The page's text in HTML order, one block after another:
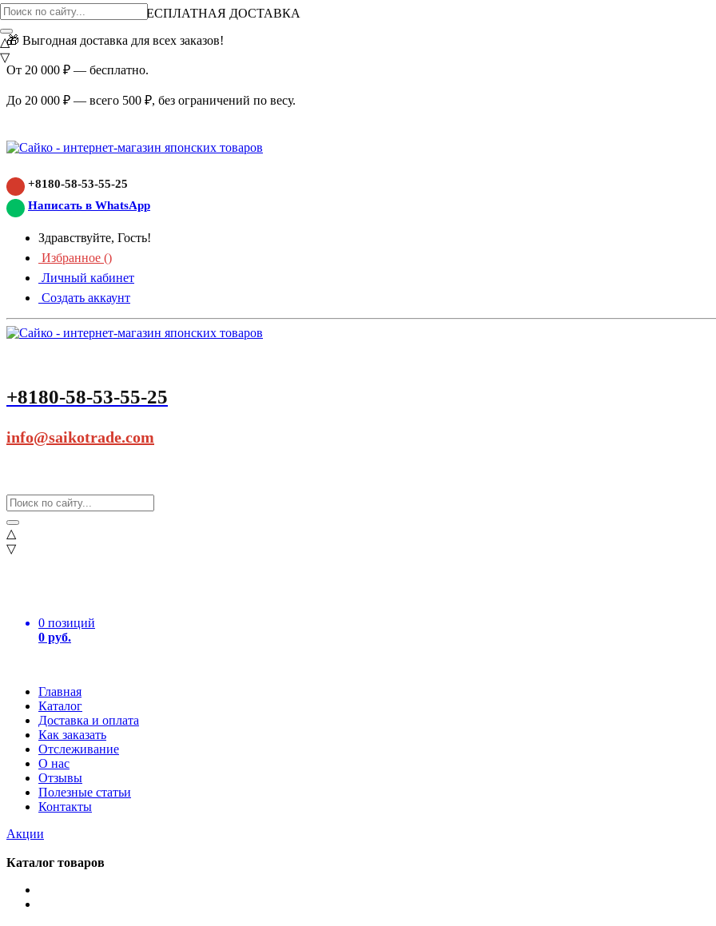
ВНИМАНИЕ АКЦИЯ!
БЕСПЛАТНАЯ ДОСТАВКА
🎁 Выгодная доставка для всех заказов!
От 20 000 ₽ — бесплатно.
До 20 000 ₽ — всего 500 ₽, без ограничений по весу.
+8180-58-53-55-25
Написать в WhatsApp
Здравствуйте, Гость!
Избранное ()
Личный кабинет
Создать аккаунт
+8180-58-53-55-25
info@saikotrade.com
△
▽
0 позиций
0 руб.
Главная
Каталог
Доставка и оплата
Как заказать
Отслеживание
О нас
Отзывы
Полезные статьи
Контакты
Акции
△
▽
Каталог товаров